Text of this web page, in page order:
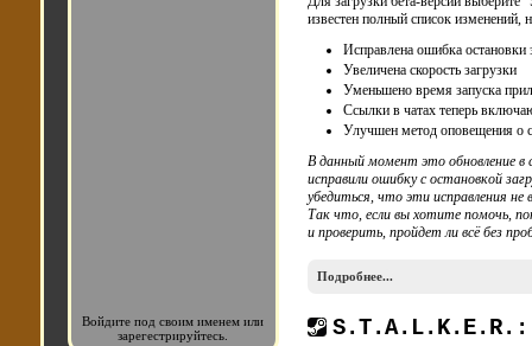
известен полный список изменений,
Исправлена ошибка остановки
Увеличена скорость загрузки
Уменьшено время запуска
Ссылки в чатах теперь
Улучшен метод оповещения о
В данный момент это обновление
исправили ошибку с остановкой
убедиться, что эти исправления не
Так что, если вы хотите помочь,
и проверить, пройдет ли всё без
Подробнее...
Войдите под своим именем или
зарегестрируйтесь.